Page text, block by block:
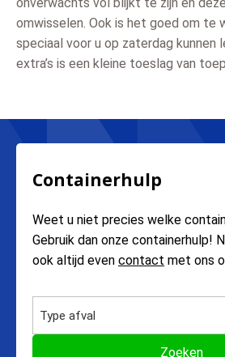
omwisselen. Ook is het goed om te
speciaal voor u op zaterdag kunnen
extra’s is een kleine toeslag van
Containerhulp
Weet u niet precies welke
Gebruik dan onze containerhulp!
ook altijd even contact met ons